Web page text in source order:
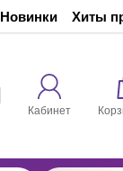
Новинки Хиты
Кабинет